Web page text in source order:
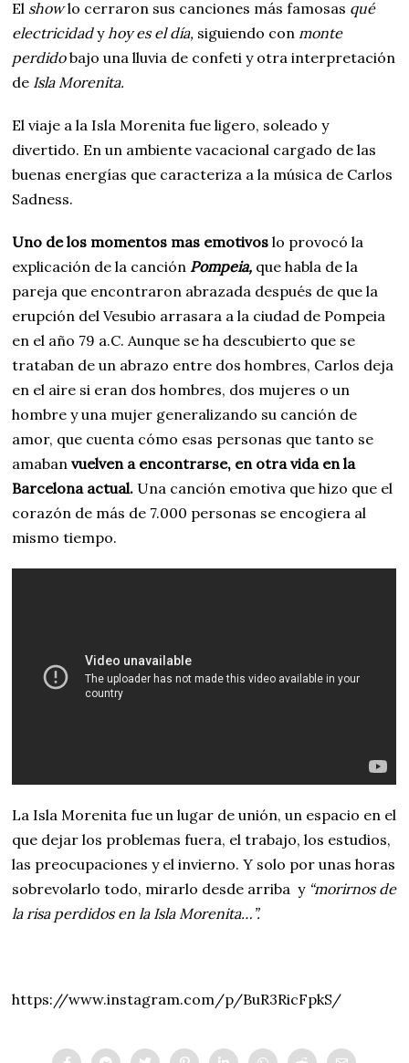
El showlo cerraron sus canciones más famosas qué
electricidady hoy es el día, siguiendo con monte
perdidobajo una lluvia de confeti y otra interpretación
de Isla Morenita.
El viaje a la Isla Morenita fue ligero, soleado y
divertido. En un ambiente vacacional cargado de las
buenas energías que caracteriza a la música de Carlos
Sadness.
Uno de los momentos mas emotivos lo provocó la
explicación de la canción Pompeia, que habla de la
pareja que encontraron abrazada después de que la
erupción del Vesubio arrasara a la ciudad de Pompeia
en el año 79 a.C. Aunque se ha descubierto que se
trataban de un abrazo entre dos hombres, Carlos deja
en el aire si eran dos hombres, dos mujeres o un
hombre y una mujer generalizando su canción de
amor, que cuenta cómo esas personas que tanto se
amabanvuelven a encontrarse, en otra vida en la
Barcelona actual. Una canción emotiva que hizo que el
corazón de más de 7.000 personas se encogiera al
mismo tiempo.
La Isla Morenita fue un lugar de unión, un espacio en el
que dejar los problemas fuera, el trabajo, los estudios,
las preocupaciones y el invierno. Y solo por unas horas
sobrevolarlo todo, mirarlo desde arriba y “morirnos de
la risa perdidos en la Isla Morenita…”.
https://www.instagram.com/p/BuR3RicFpkS/